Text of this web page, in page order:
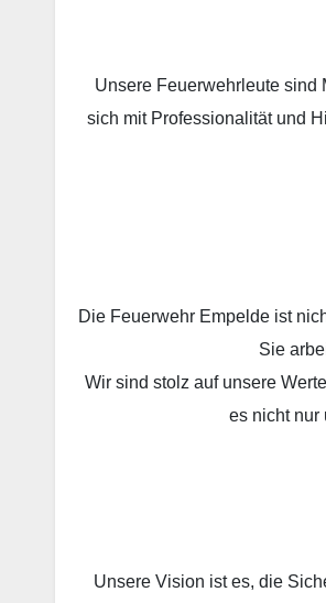
Unsere Feuerwehrleute sind
sich mit Professionalität und
Die Feuerwehr Empelde ist
Sie
Wir sind stolz auf unsere
es nicht nur
Unsere Vision ist es, die